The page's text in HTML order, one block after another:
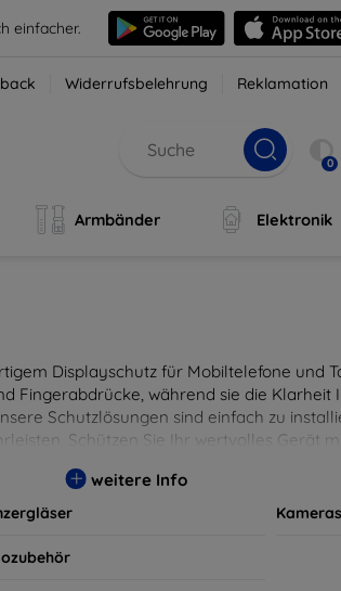
einfacher.
Widerrufsbelehrung Reklamation
0
Armbänder Elektronik
Displayschutz für Mobiltelefone und
Fingerabdrücke, während sie die Klarheit
Schutzlösungen sind einfach zu
Schützen Sie Ihr wertvolles Gerät
weitere Info